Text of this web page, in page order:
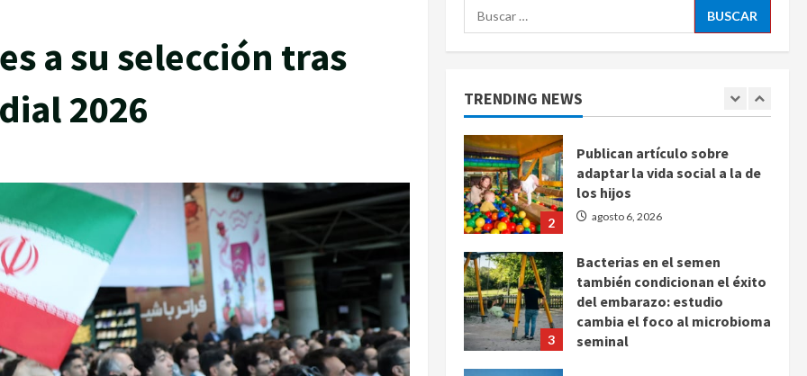
a su selección tras
2026
Buscar:
TRENDING NEWS
1
demandas millonarias por
2
Publican artículo sobre
adaptar la vida social a la de
los hijos
agosto 6, 2026
3
Bacterias en el semen
también condicionan el éxito
del embarazo: estudio
cambia el foco al microbioma
seminal